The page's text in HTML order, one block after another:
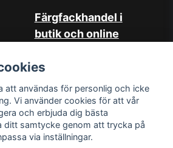
Färgfackhandel i
butik och online
det sedan starten 1965 varit
kundservice. Du kan känna dig
trygg med köp hos oss
oavsett om det är i butiken i
Sundsvall eller online. Det går
lika bra att kontakta oss via
mail eller per telefon. Vår butik
att användas för personlig och icke
Vi använder cookies för att vår
och erbjuda dig bästa
ditt samtycke genom att trycka på
via inställningar.